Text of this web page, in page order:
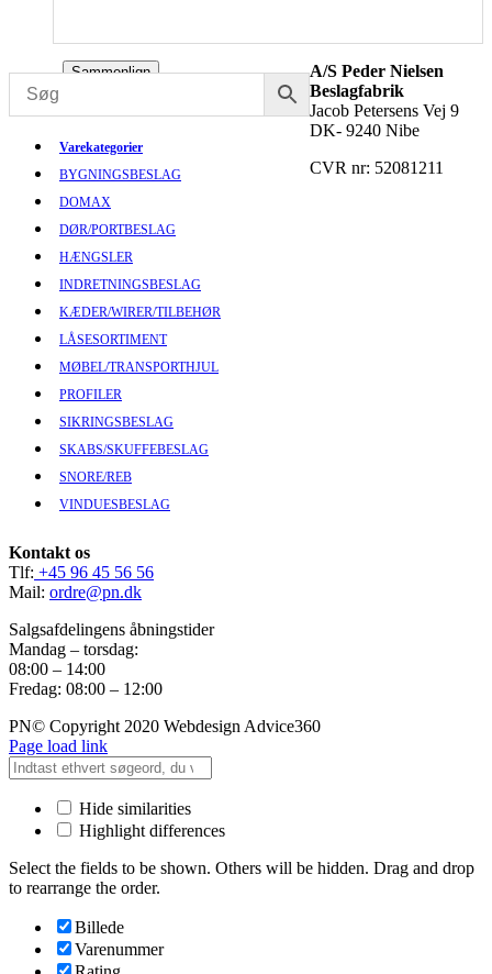
Sammenlign
Varekategorier
BYGNINGSBESLAG
DOMAX
DØR/PORTBESLAG
HÆNGSLER
INDRETNINGSBESLAG
KÆDER/WIRER/TILBEHØR
LÅSESORTIMENT
MØBEL/TRANSPORTHJUL
PROFILER
SIKRINGSBESLAG
SKABS/SKUFFEBESLAG
SNORE/REB
VINDUESBESLAG
A/S Peder Nielsen
Beslagfabrik
Jacob Petersens Vej 9
DK- 9240 Nibe
CVR nr: 52081211
Kontakt os
Tlf: +45 96 45 56 56
Mail: ordre@pn.dk
Salgsafdelingens åbningstider
Mandag – torsdag:
08:00 – 14:00
Fredag: 08:00 – 12:00
PN© Copyright 2020 Webdesign Advice360
Page load link
Hide similarities
Highlight differences
Select the fields to be shown. Others will be hidden. Drag and drop
to rearrange the order.
Billede
Varenummer